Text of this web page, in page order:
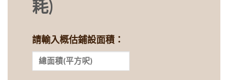
耗)
請輸入概估鋪設面積：